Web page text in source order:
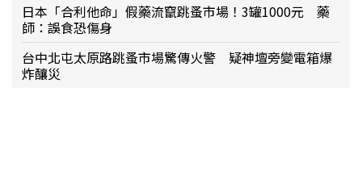
日本「合利他命」假藥流竄跳蚤市場！3罐1000元 藥
師：誤食恐傷身
台中北屯太原路跳蚤市場驚傳火警 疑神壇旁變電箱爆
炸釀災